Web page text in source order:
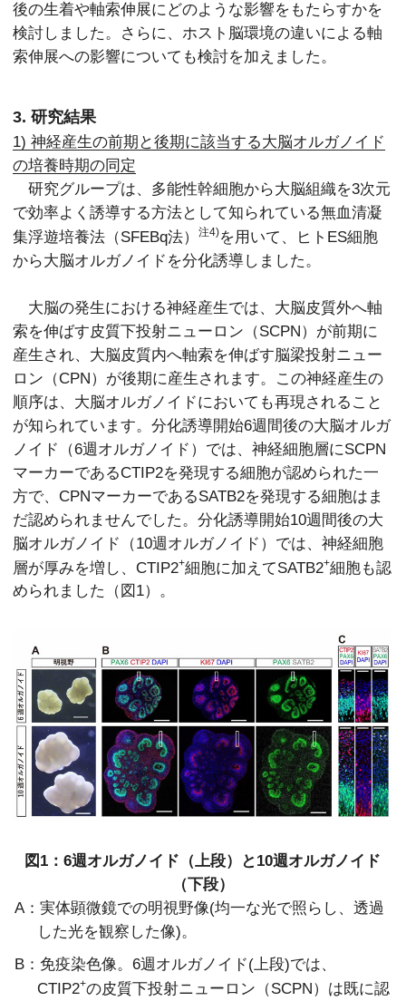
後の生着や軸索伸展にどのような影響をもたらすかを
検討しました。さらに、ホスト脳環境の違いによる軸
索伸展への影響についても検討を加えました。
3. 研究結果
1) 神経産生の前期と後期に該当する大脳オルガノイド
の培養時期の同定
研究グループは、多能性幹細胞から大脳組織を3次元
で効率よく誘導する方法として知られている無血清凝
集浮遊培養法（SFEBq法）注4)を用いて、ヒトES細胞
から大脳オルガノイドを分化誘導しました。
大脳の発生における神経産生では、大脳皮質外へ軸
索を伸ばす皮質下投射ニューロン（SCPN）が前期に
産生され、大脳皮質内へ軸索を伸ばす脳梁投射ニュー
ロン（CPN）が後期に産生されます。この神経産生の
順序は、大脳オルガノイドにおいても再現されること
が知られています。分化誘導開始6週間後の大脳オルガ
ノイド（6週オルガノイド）では、神経細胞層にSCPN
マーカーであるCTIP2を発現する細胞が認められた一
方で、CPNマーカーであるSATB2を発現する細胞はま
だ認められませんでした。分化誘導開始10週間後の大
脳オルガノイド（10週オルガノイド）では、神経細胞
層が厚みを増し、CTIP2+細胞に加えてSATB2+細胞も認
められました（図1）。
図1：6週オルガノイド（上段）と10週オルガノイド
（下段）
A：実体顕微鏡での明視野像(均一な光で照らし、透過
した光を観察した像)。
B：免疫染色像。6週オルガノイド(上段)では、
CTIP2+の皮質下投射ニューロン（SCPN）は既に認